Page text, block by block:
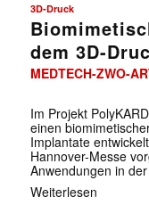
3D-Druck
dem 3D-
MEDTECH-ZWO-
Im Projekt
einen
Implantate
Hannover-Messe
Anwendungen in
Weiterlesen